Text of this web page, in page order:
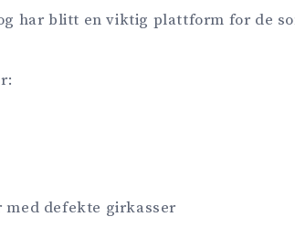
har blitt en viktig plattform for de
defekte girkasser